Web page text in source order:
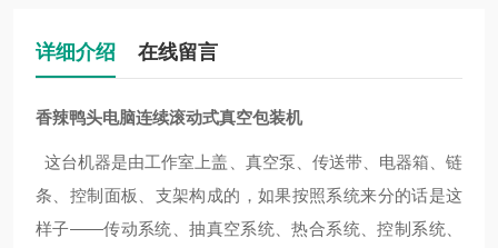
详细介绍 在线留言
香辣鸭头电脑连续滚动式真空包装机
这台机器是由工作室上盖、真空泵、传送带、电器箱、链
条、控制面板、支架构成的，如果按照系统来分的话是这
样子——传动系统、抽真空系统、热合系统、控制系统、